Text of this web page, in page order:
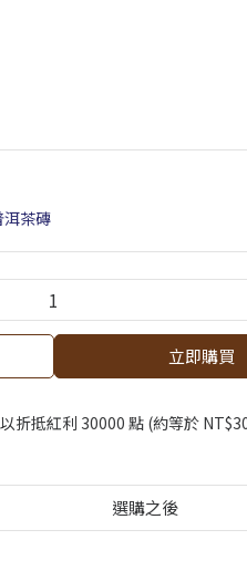
茶磚
立即購買
折抵紅利 30000 點 (約等於
選購之後